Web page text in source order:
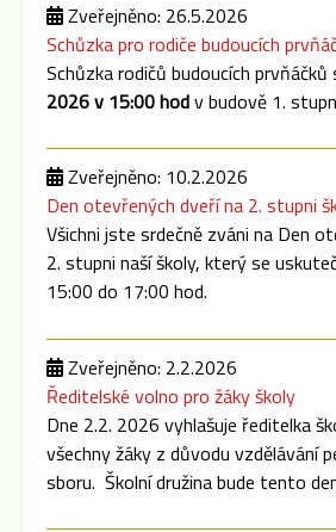
Zveřejněno: 26.5.2026
Schůzka pro rodiče budoucích
Schůzka rodičů budoucích
2026 v 15:00 hodv budově 1.
Zveřejněno: 10.2.2026
Den otevřených dveří na 2. stupni
Všichni jste srdečně zváni na Den
2. stupni naší školy, který se
15:00 do 17:00 hod.
Zveřejněno: 2.2.2026
Ředitelské volno pro žáky školy
Dne 2.2. 2026 vyhlašuje ředitelka
všechny žáky z důvodu vzdělávání
sboru. Školní družina bude tento